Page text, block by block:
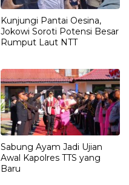
Kunjungi Pantai Oesina,
Jokowi Soroti Potensi Besar
Rumput Laut NTT
Sabung Ayam Jadi Ujian
Awal Kapolres TTS yang
Baru